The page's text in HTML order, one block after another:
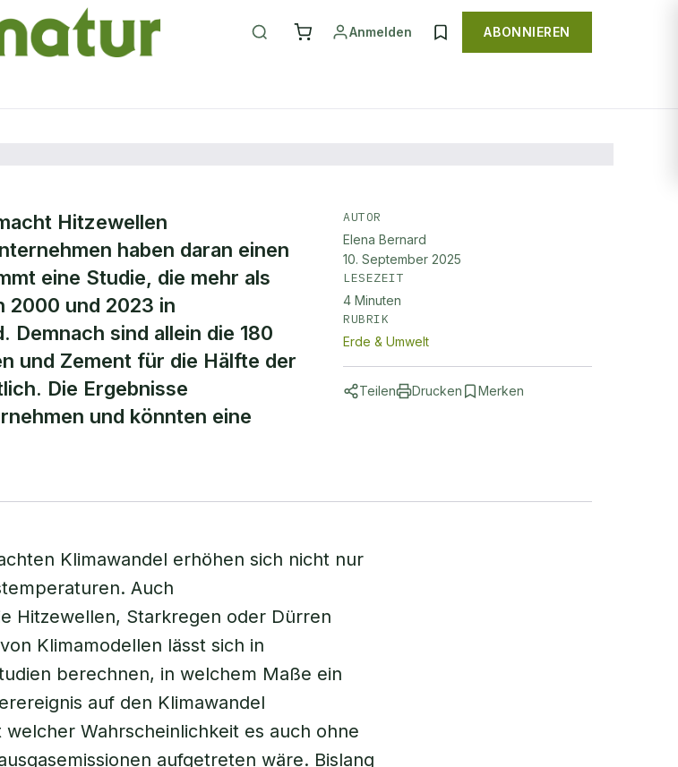
Anmelden ABONNIEREN
Hitzewellen
haben daran einen
eine Studie, die mehr als
2000 und 2023 in
sind allein die 180
und Zement für die Hälfte der
Die Ergebnisse
und könnten eine
AUTOR
Elena Bernard
10. September 2025
LESEZEIT
4 Minuten
RUBRIK
Erde & Umwelt
Teilen Drucken Merken
Klimawandel erhöhen sich nicht nur
Auch
Hitzewellen, Starkregen oder Dürren
Klimamodellen lässt sich in
berechnen, in welchem Maße ein
auf den Klimawandel
Wahrscheinlichkeit es auch ohne
aufgetreten wäre. Bislang